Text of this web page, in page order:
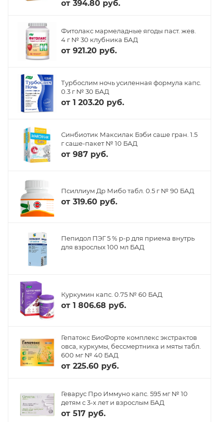
от 394.80 руб.
Фитолакс мармеладные ягоды паст. жев.
4 г № 30 клубника БАД
от 921.20 руб.
Турбослим ночь усиленная формула капс.
0.3 г № 30 БАД
от 1 203.20 руб.
Синбиотик Максилак Бэби саше гран. 1.5
г саше-пакет № 10 БАД
от 987 руб.
Псиллиум Др Мибо табл. 0.5 г № 90 БАД
от 319.60 руб.
Пепидол ПЭГ 5 % р-р для приема внутрь
для взрослых 100 мл БАД
Куркумин капс. 0.75 № 60 БАД
от 1 806.68 руб.
Гепатокс БиоФорте комплекс экстрактов
овса, куркумы, бессмертника и мяты табл.
600 мг № 40 БАД
от 225.60 руб.
Геварус Про Иммуно капс. 595 мг № 10
детям с 3-х лет и взрослым БАД
от 517 руб.